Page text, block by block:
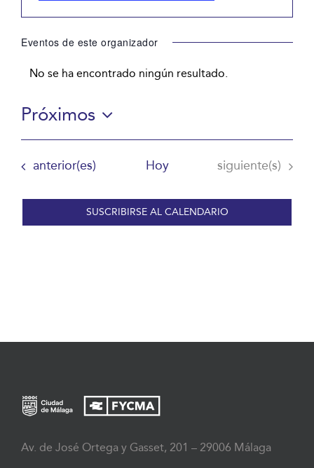
Eventos de este organizador
Aviso
No se ha encontrado ningún resultado.
Próximos
Selecciona
fecha.
Eventos
anterior(es) Hoy Eventos
siguiente(s)
SUSCRIBIRSE AL CALENDARIO
Av. de José Ortega y Gasset, 201 – 29006 Málaga